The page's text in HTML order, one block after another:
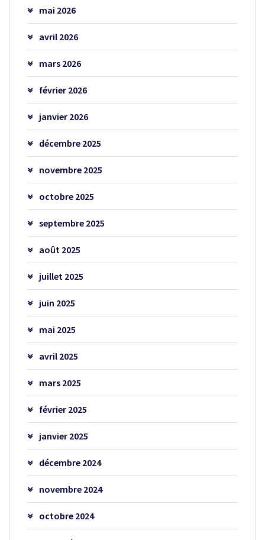
mai 2026
avril 2026
mars 2026
février 2026
janvier 2026
décembre 2025
novembre 2025
octobre 2025
septembre 2025
août 2025
juillet 2025
juin 2025
mai 2025
avril 2025
mars 2025
février 2025
janvier 2025
décembre 2024
novembre 2024
octobre 2024